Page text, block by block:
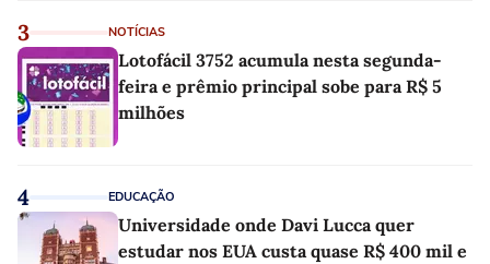
3 NOTÍCIAS
Lotofácil 3752 acumula nesta segunda-
feira e prêmio principal sobe para R$ 5
milhões
4 EDUCAÇÃO
Universidade onde Davi Lucca quer
estudar nos EUA custa quase R$ 400 mil e